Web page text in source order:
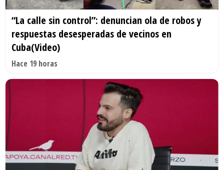
“La calle sin control”: denuncian ola de robos y
respuestas desesperadas de vecinos en
Cuba(Video)
Hace 19 horas